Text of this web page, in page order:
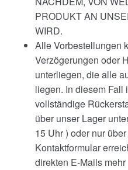
PRODUKT AN
WIRD.
Alle Vorbestellungen
Verzögerungen oder
unterliegen, die alle
liegen. In diesem Fall
vollständige
über unser Lager
15 Uhr ) oder nur
Kontaktformular
direkten E-Mails mehr